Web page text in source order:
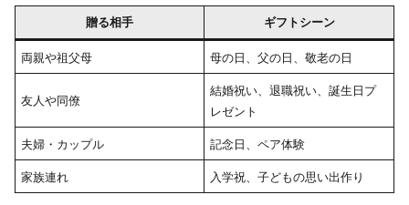
贈る相手 ギフトシーン
両親や祖父母 母の日、父の日、敬老の日
友人や同僚
結婚祝い、退職祝い、誕生日プ
レゼント
夫婦・カップル
記念日、ペア体験
家族連れ
入学祝、子どもの思い出作り